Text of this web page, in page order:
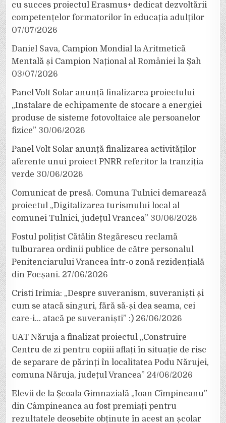
cu succes proiectul Erasmus+ dedicat dezvoltării
competențelor formatorilor în educația adulților
07/07/2026
Daniel Sava, Campion Mondial la Aritmetică
Mentală și Campion Național al României la Șah
03/07/2026
Panel Volt Solar anunță finalizarea proiectului
„Instalare de echipamente de stocare a energiei
produse de sisteme fotovoltaice ale persoanelor
fizice” 30/06/2026
Panel Volt Solar anunță finalizarea activităților
aferente unui proiect PNRR referitor la tranziția
verde 30/06/2026
Comunicat de presă. Comuna Tulnici demarează
proiectul „Digitalizarea turismului local al
comunei Tulnici, județul Vrancea” 30/06/2026
Fostul polițist Cătălin Stegărescu reclamă
tulburarea ordinii publice de către personalul
Penitenciarului Vrancea într-o zonă rezidențială
din Focșani. 27/06/2026
Cristi Irimia: „Despre suveranism, suveraniști și
cum se atacă singuri, fără să-și dea seama, cei
care-i… atacă pe suveraniști” :) 26/06/2026
UAT Năruja a finalizat proiectul „Construire
Centru de zi pentru copiii aflați în situație de risc
de separare de părinți în localitatea Podu Nărujei,
comuna Năruja, județul Vrancea” 24/06/2026
Elevii de la Școala Gimnazială „Ioan Cîmpineanu”
din Câmpineanca au fost premiați pentru
rezultatele deosebite obținute în acest an școlar